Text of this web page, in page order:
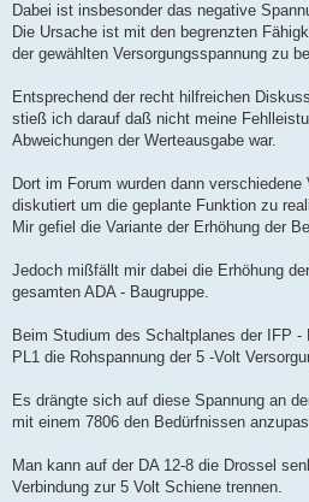
Dabei ist insbesonder das negative
Die Ursache ist mit den begrenzten
der gewählten Versorgungsspannung zu
Entsprechend der recht hilfreichen
stieß ich darauf daß nicht meine
Abweichungen der Werteausgabe war.
Dort im Forum wurden dann verschiedene
diskutiert um die geplante Funktion zu
Mir gefiel die Variante der Erhöhung der
Jedoch mißfällt mir dabei die Erhöhung
gesamten ADA - Baugruppe.
Beim Studium des Schaltplanes der IFP
PL1 die Rohspannung der 5 -Volt
Es drängte sich auf diese Spannung an
mit einem 7806 den Bedürfnissen
Man kann auf der DA 12-8 die Drossel
Verbindung zur 5 Volt Schiene trennen.